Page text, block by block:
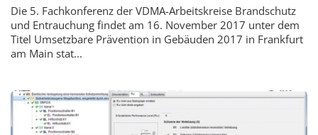
Die 5. Fachkonferenz der VDMA-Arbeitskreise Brandschutz
und Entrauchung findet am 16. November 2017 unter dem
Titel Umsetzbare Prävention in Gebäuden 2017 in Frankfurt
am Main stat...